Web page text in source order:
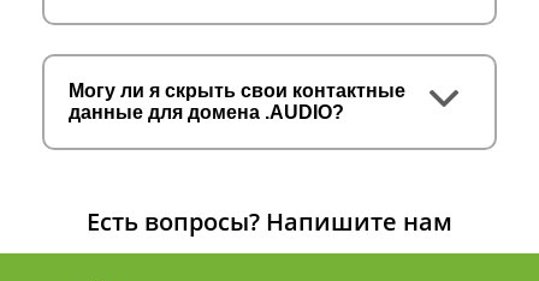
Могу ли я скрыть свои контактные
данные для домена .AUDIO?
Есть вопросы? Напишите нам